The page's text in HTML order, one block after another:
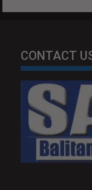
CONTACT